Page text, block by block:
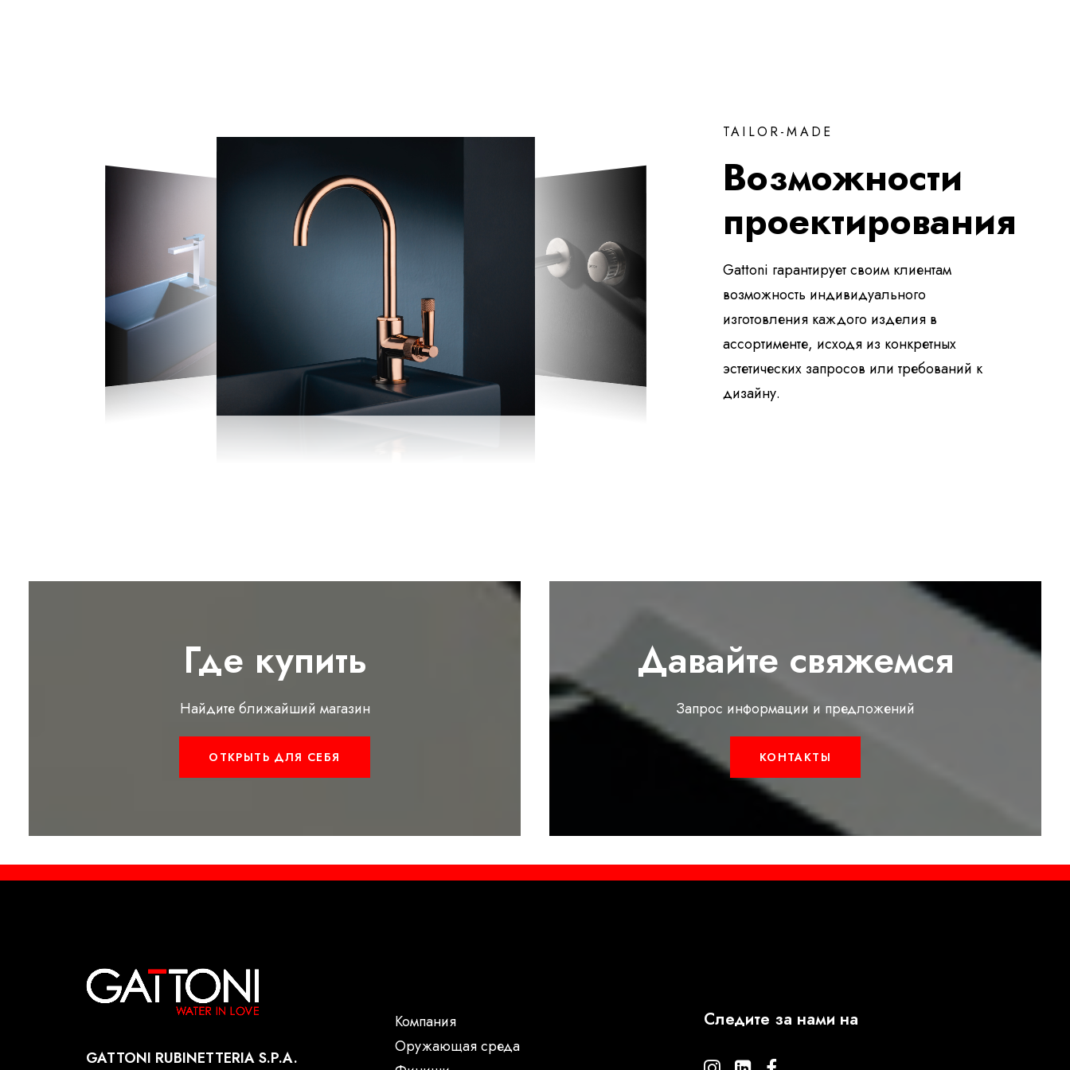
TAILOR-MADE
Возможности
проектирования
Gattoni гарантирует своим клиентам
возможность индивидуального
изготовления каждого изделия в
ассортименте, исходя из конкретных
эстетических запросов или требований к
дизайну.
Где купить
Найдите ближайший магазин
ОТКРЫТЬ ДЛЯ СЕБЯ
Давайте свяжемся
Запрос информации и предложений
КОНТАКТЫ
GATTONI RUBINETTERIA S.P.A.
Компания
Oружающая среда
Следите за нами на